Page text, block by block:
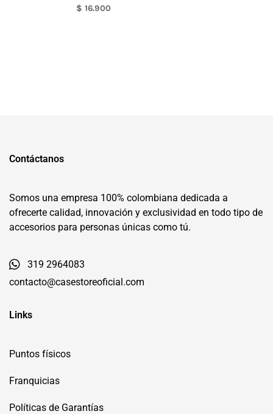
$ 16.900
Contáctanos
Somos una empresa 100% colombiana dedicada a
ofrecerte calidad, innovación y exclusividad en todo tipo de
accesorios para personas únicas como tú.
319 2964083
contacto@casestoreoficial.com
Links
Puntos físicos
Franquicias
Políticas de Garantías